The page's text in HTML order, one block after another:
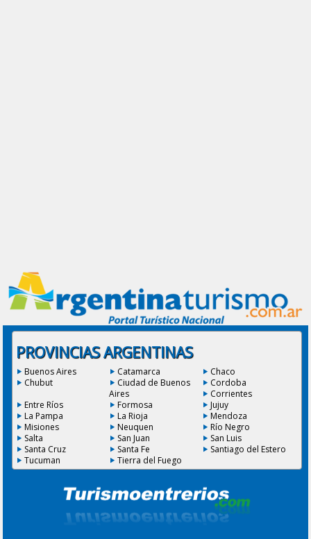
PROVINCIAS ARGENTINAS
Buenos Aires Catamarca
Chaco
Chubut
Ciudad de Buenos
Aires
Cordoba
Corrientes
Entre Ríos
Formosa
Jujuy
La Pampa
La Rioja
Mendoza
Misiones
Neuquen
Río Negro
Salta
San Juan
San Luis
Santa Cruz
Santa Fe
Santiago del Estero
Tucuman
Tierra del Fuego